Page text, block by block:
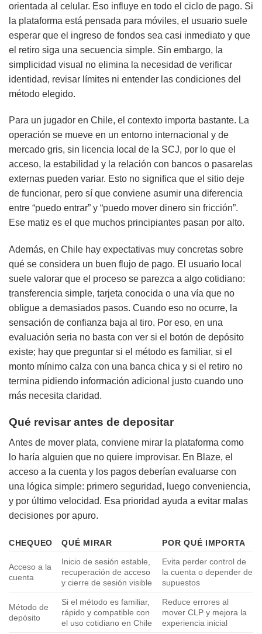
orientada al celular. Eso influye en todo el ciclo de pago. Si
la plataforma está pensada para móviles, el usuario suele
esperar que el ingreso de fondos sea casi inmediato y que
el retiro siga una secuencia simple. Sin embargo, la
simplicidad visual no elimina la necesidad de verificar
identidad, revisar límites ni entender las condiciones del
método elegido.
Para un jugador en Chile, el contexto importa bastante. La
operación se mueve en un entorno internacional y de
mercado gris, sin licencia local de la SCJ, por lo que el
acceso, la estabilidad y la relación con bancos o pasarelas
externas pueden variar. Esto no significa que el sitio deje
de funcionar, pero sí que conviene asumir una diferencia
entre “puedo entrar” y “puedo mover dinero sin fricción”.
Ese matiz es el que muchos principiantes pasan por alto.
Además, en Chile hay expectativas muy concretas sobre
qué se considera un buen flujo de pago. El usuario local
suele valorar que el proceso se parezca a algo cotidiano:
transferencia simple, tarjeta conocida o una vía que no
obligue a demasiados pasos. Cuando eso no ocurre, la
sensación de confianza baja al tiro. Por eso, en una
evaluación seria no basta con ver si el botón de depósito
existe; hay que preguntar si el método es familiar, si el
monto mínimo calza con una banca chica y si el retiro no
termina pidiendo información adicional justo cuando uno
más necesita claridad.
Qué revisar antes de depositar
Antes de mover plata, conviene mirar la plataforma como
lo haría alguien que no quiere improvisar. En Blaze, el
acceso a la cuenta y los pagos deberían evaluarse con
una lógica simple: primero seguridad, luego conveniencia,
y por último velocidad. Esa prioridad ayuda a evitar malas
decisiones por apuro.
CHEQUEO QUÉ MIRAR POR QUÉ IMPORTA
Acceso a la
cuenta
Inicio de sesión estable,
recuperación de acceso
y cierre de sesión visible
Evita perder control de
la cuenta o depender de
supuestos
Método de
depósito
Si el método es familiar,
rápido y compatible con
el uso cotidiano en Chile
Reduce errores al
mover CLP y mejora la
experiencia inicial